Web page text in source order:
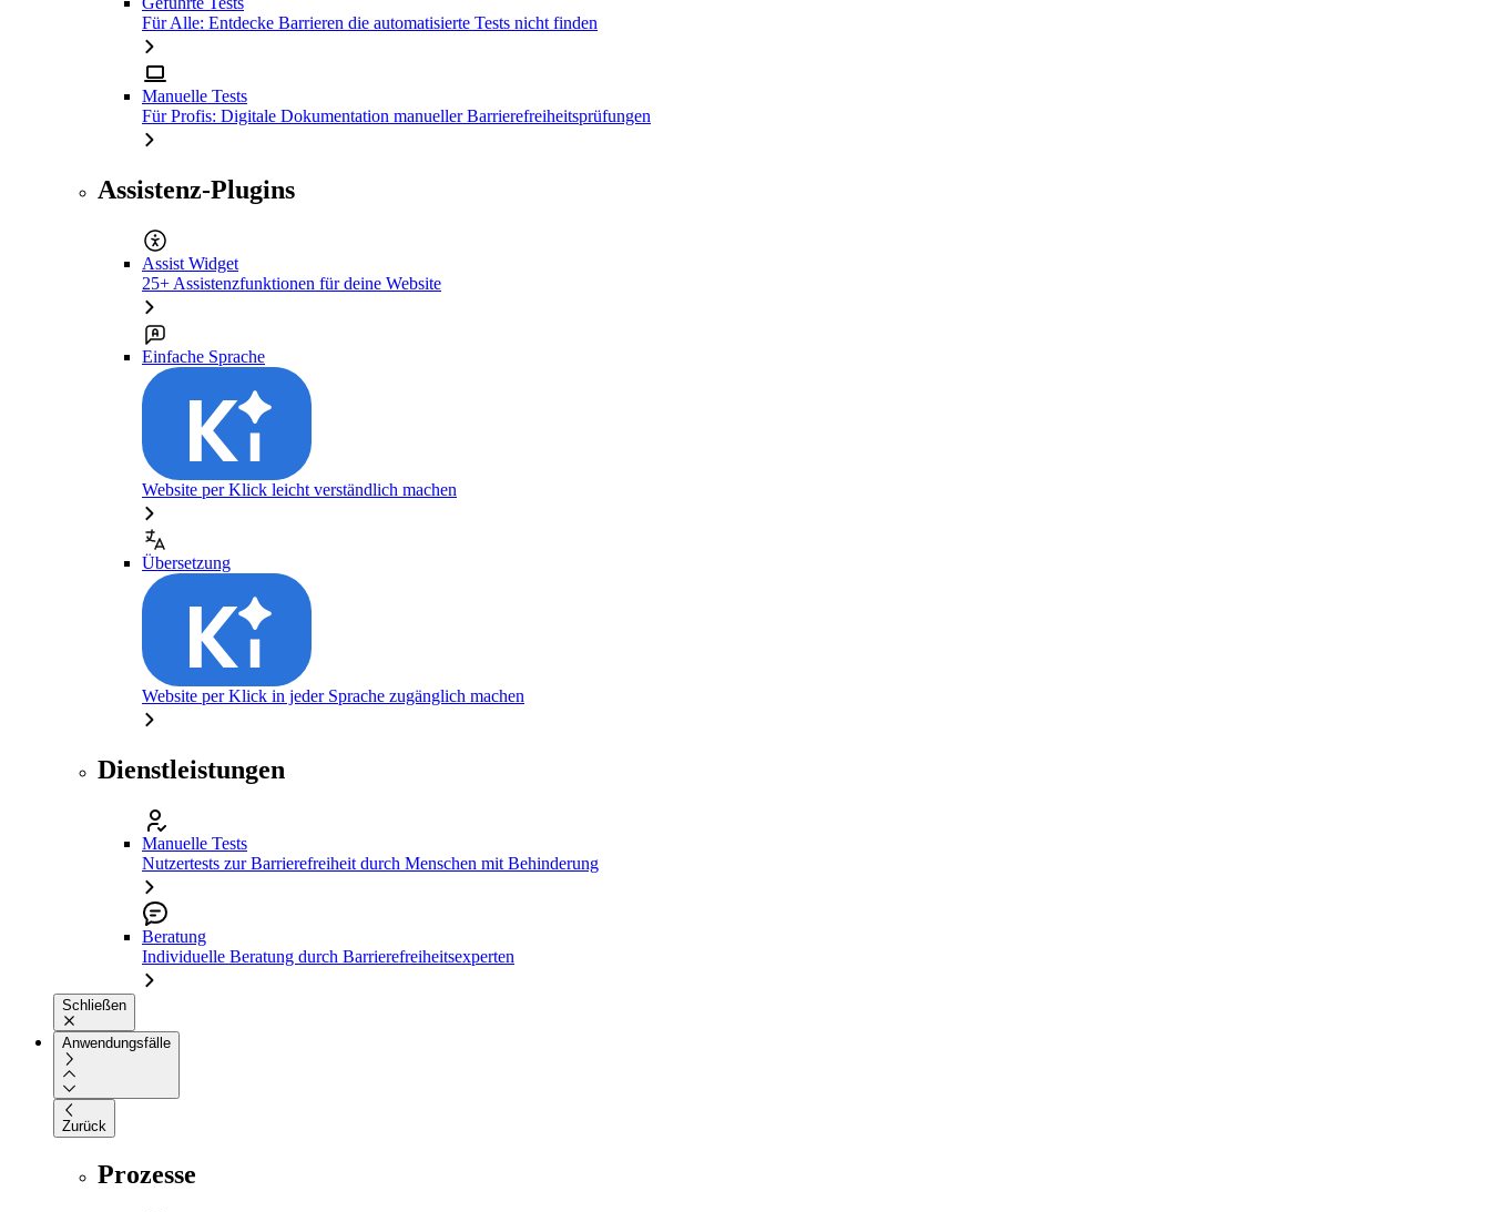
Für Alle: Entdecke Barrieren die automatisierte Tests nicht finden
Manuelle Tests
Für Profis: Digitale Dokumentation manueller Barrierefreiheitsprüfungen
Assistenz-Plugins
Assist Widget
25+ Assistenzfunktionen für deine Website
Einfache Sprache
Website per Klick leicht verständlich machen
Übersetzung
Website per Klick in jeder Sprache zugänglich machen
Dienstleistungen
Manuelle Tests
Nutzertests zur Barrierefreiheit durch Menschen mit Behinderung
Beratung
Individuelle Beratung durch Barrierefreiheitsexperten
Schließen
Anwendungsfälle
Zurück
Prozesse